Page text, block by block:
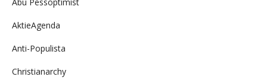
AktieAgenda
Anti-Populista
Christianarchy